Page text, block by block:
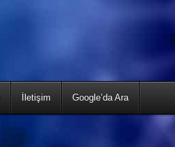
İletişim Google’da Ara